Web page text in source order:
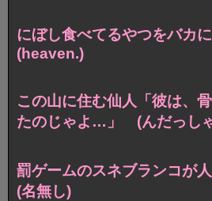
にぼし食べてるやつをバカ
(heaven.)
この山に住む仙人「彼は、
たのじゃよ…」 (んだっし
罰ゲームのスネブランコが
(名無し)